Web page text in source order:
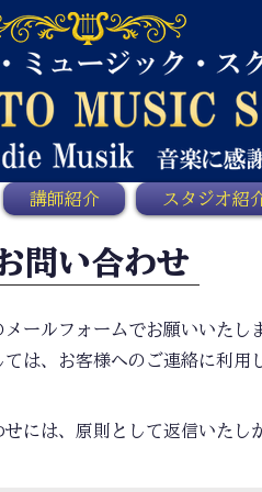
講師紹介 スタジオ紹
問い合わせ
ールフォームでお願いいたし
は、お客様へのご連絡に利用
には、原則として返信いたし